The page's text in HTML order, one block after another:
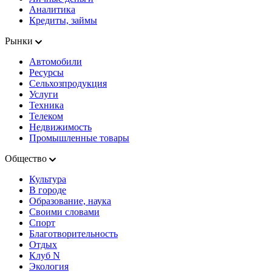
Аналитика
Кредиты, займы
Рынки
Автомобили
Ресурсы
Сельхозпродукция
Услуги
Техника
Телеком
Недвижимость
Промышленные товары
Общество
Культура
В городе
Образование, наука
Своими словами
Спорт
Благотворительность
Отдых
Клуб N
Экология